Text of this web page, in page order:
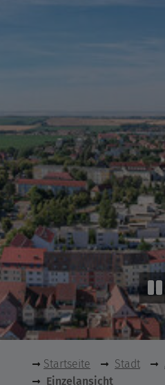
Startseite Stadt
Einzelansicht